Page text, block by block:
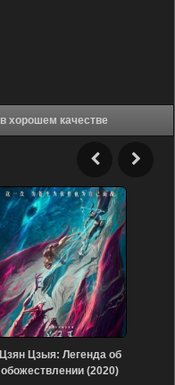
Аниме Я Сяо Бай Цзян (2017) в хорошем качестве
Цзян Цзыя: Легенда об
обожествлении (2020)